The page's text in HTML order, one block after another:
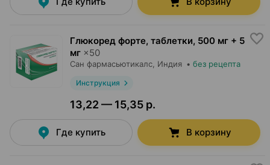
Глюкоред форте, таблетки, 500 мг + 5
мг ×50
Сан фармасьютикалс , Индия • без рецепта
Инструкция
13,22 — 15,35 р.
Где купить В корзину